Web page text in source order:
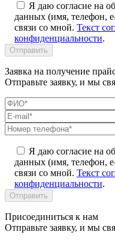
Я даю согласие на
данных (имя, телефон,
связи со мной. Текст
конфиденциальности.
Заявка на получение
Отправьте заявку, и мы
Я даю согласие на
данных (имя, телефон,
связи со мной. Текст
конфиденциальности.
Присоединиться к нам
Отправьте заявку, и мы